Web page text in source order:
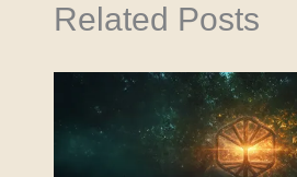
Related Posts